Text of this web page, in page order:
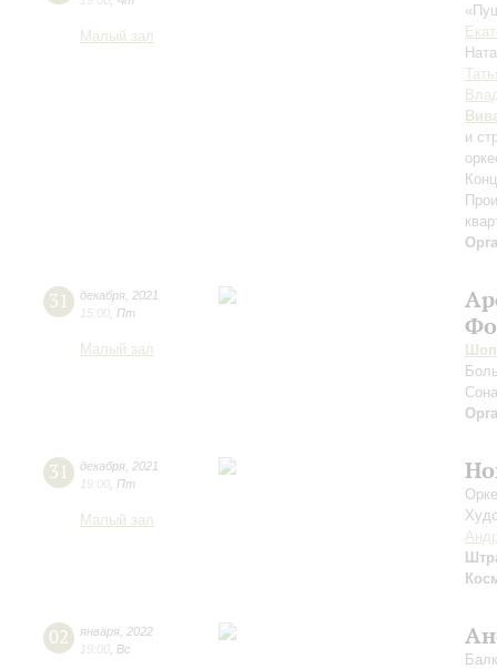
Малый зал
и
31 декабря 2021
15:00 Пт
Малый зал
31 декабря 2021
19:00 Пт
Малый зал
02 января 2022
19:00 Вс